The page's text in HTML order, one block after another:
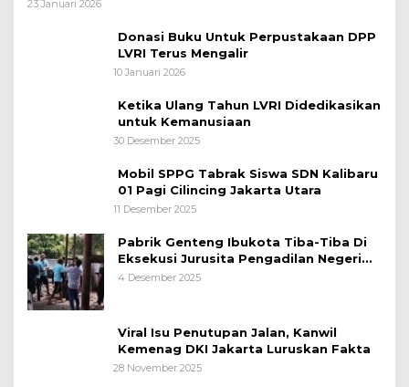
23 Januari 2026
Donasi Buku Untuk Perpustakaan DPP
LVRI Terus Mengalir
10 Januari 2026
Ketika Ulang Tahun LVRI Didedikasikan
untuk Kemanusiaan
30 Desember 2025
Mobil SPPG Tabrak Siswa SDN Kalibaru
01 Pagi Cilincing Jakarta Utara
11 Desember 2025
Pabrik Genteng Ibukota Tiba-Tiba Di
Eksekusi Jurusita Pengadilan Negeri
Tangerang, Diduga Cacat Hukum Sejak
4 Desember 2025
Viral Isu Penutupan Jalan, Kanwil
Kemenag DKI Jakarta Luruskan Fakta
28 November 2025